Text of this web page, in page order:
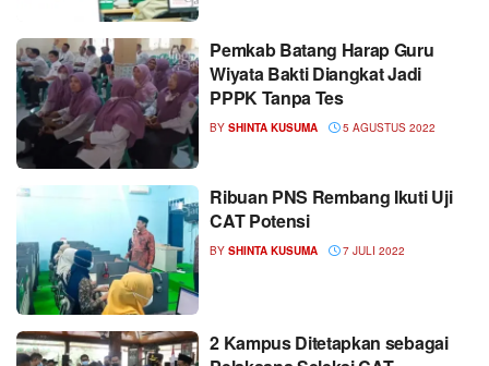
Pemkab Batang Harap Guru
Wiyata Bakti Diangkat Jadi
PPPK Tanpa Tes
BY SHINTA KUSUMA 5 AGUSTUS 2022
Ribuan PNS Rembang Ikuti Uji
CAT Potensi
BY SHINTA KUSUMA 7 JULI 2022
2 Kampus Ditetapkan sebagai